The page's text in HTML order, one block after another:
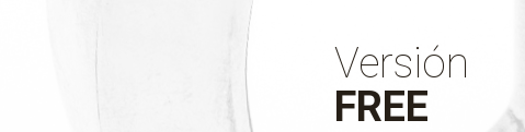
Versión
FREE